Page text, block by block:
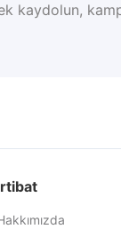
kaydolun,